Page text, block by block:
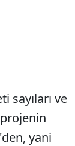
sayıları ve
projenin
yani